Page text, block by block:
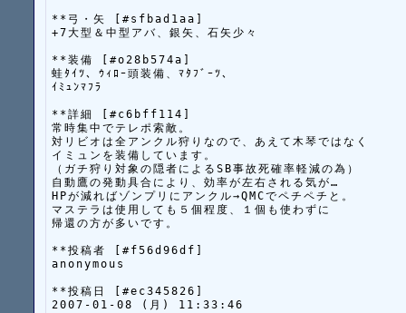
**弓・矢 [#sfbad1aa]
+7大型＆中型アバ、銀矢、石矢少々
**装備 [#o28b574a]
蛙ﾀｲﾂ、ｳｨﾛｰ頭装備、ﾏﾀﾌﾞｰﾂ、
ｲﾐｭﾝﾏﾌﾗ
**詳細 [#c6bff114]
常時集中でテレポ索敵。
対リビオは全アンクル狩りなので、あえて木琴ではなく
イミュンを装備しています。
（ガチ狩り対象の隠者によるSB事故死確率軽減の為）
自動鷹の発動具合により、効率が左右される気が…
HPが減ればゾンプリにアンクル→QMCでペチペチと。
マステラは使用しても５個程度、１個も使わずに
帰還の方が多いです。
**投稿者 [#f56d96df]
anonymous
**投稿日 [#ec345826]
2007-01-08 (月) 11:33:46